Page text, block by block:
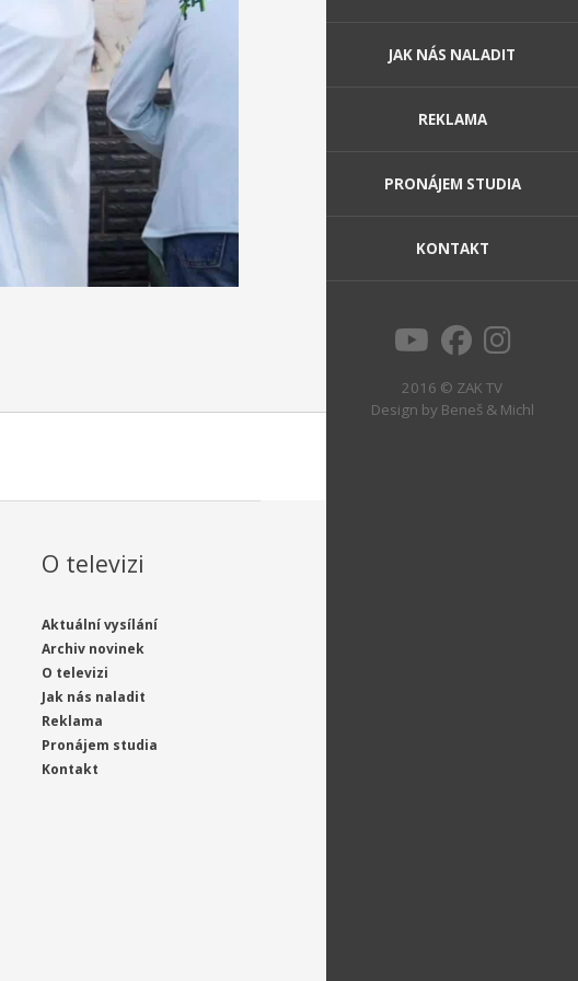
JAK NÁS NALADIT
REKLAMA
PRONÁJEM STUDIA
KONTAKT
2016 © ZAK TV
Design by Beneš & Michl
O televizi
Aktuální vysílání
Archiv novinek
O televizi
Jak nás naladit
Reklama
Pronájem studia
Kontakt